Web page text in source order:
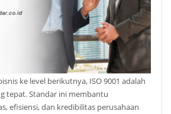
ke level berikutnya, ISO 9001 adalah
tepat. Standar ini membantu
efisiensi, dan kredibilitas perusahaan